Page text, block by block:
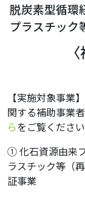
脱炭素型循環
プラスチック
【実施対象事業
関する補助事業
らをご覧ください
① 化石資源由来
ラスチック等（
証事業